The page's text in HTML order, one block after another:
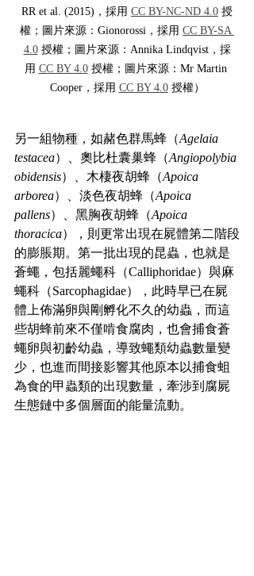
RR et al. (2015)，採用 CC BY-NC-ND 4.0 授
權；圖片來源：Gionorossi，採用 CC BY-SA
4.0 授權；圖片來源：Annika Lindqvist，採
用 CC BY 4.0 授權；圖片來源：Mr Martin
Cooper，採用 CC BY 4.0 授權）
另一組物種，如赭色群馬蜂（Agelaia
testacea）、奧比杜囊巢蜂（Angiopolybia
obidensis）、木棲夜胡蜂（Apoica
arborea）、淡色夜胡蜂（Apoica
pallens）、黑胸夜胡蜂（Apoica
thoracica），則更常出現在屍體第二階段
的膨脹期。第一批出現的昆蟲，也就是
蒼蠅，包括麗蠅科（Calliphoridae）與麻
蠅科（Sarcophagidae），此時早已在屍
體上佈滿卵與剛孵化不久的幼蟲，而這
些胡蜂前來不僅啃食腐肉，也會捕食蒼
蠅卵與初齡幼蟲，導致蠅類幼蟲數量變
少，也進而間接影響其他原本以捕食蛆
為食的甲蟲類的出現數量，牽涉到腐屍
生態鏈中多個層面的能量流動。